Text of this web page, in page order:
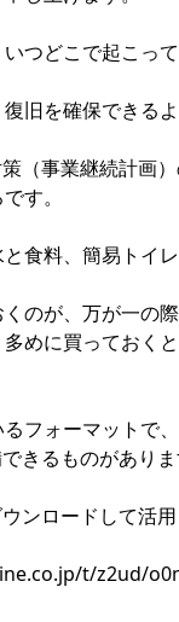
つどこで起こっ
旧を確保できるよ
（事業継続計画
す。
食料、簡易トイ
のが、万が一の
めに買っておく
フォーマットで、
きるものがあり
ンロードして活
t/z2ud/